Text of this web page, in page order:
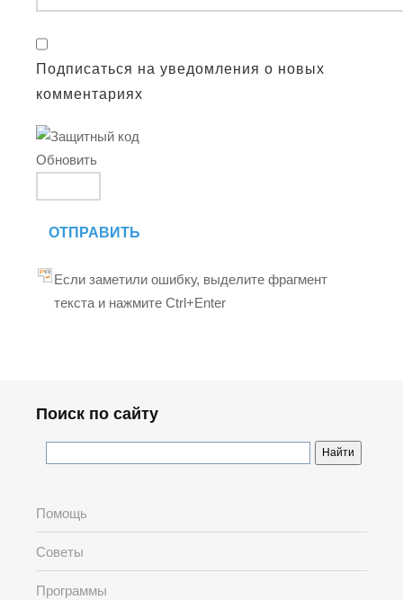
Подписаться на уведомления о новых
комментариях
Обновить
ОТПРАВИТЬ
Если заметили ошибку, выделите фрагмент
текста и нажмите Ctrl+Enter
Поиск по сайту
Помощь
Советы
Программы